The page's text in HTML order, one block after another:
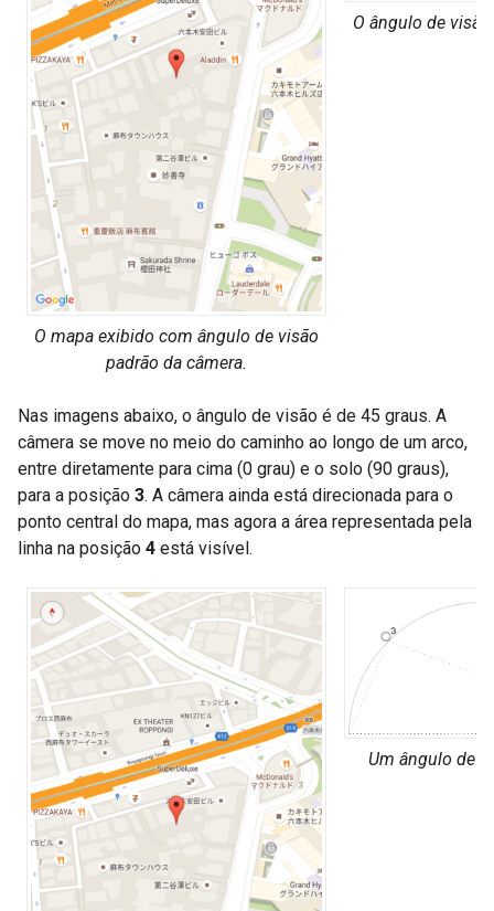
O mapa exibido com ângulo de visão
padrão da câmera.
O ângulo de
Nas imagens abaixo, o ângulo de visão é de 45 graus. A
câmera se move no meio do caminho ao longo de um arco,
entre diretamente para cima (0 grau) e o solo (90 graus),
para a posição 3. A câmera ainda está direcionada para o
ponto central do mapa, mas agora a área representada pela
linha na posição 4 está visível.
Um ângulo de